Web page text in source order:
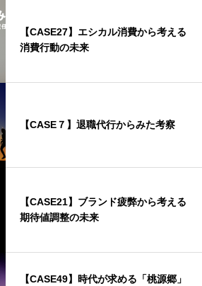
【CASE27】エシカル消費から考える
消費行動の未来
【CASE７】退職代行からみた考察
【CASE21】ブランド疲弊から考える
期待値調整の未来
【CASE49】時代が求める「桃源郷」